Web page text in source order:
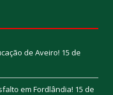
de Aveiro! 15 de
em Fordlândia! 15 de